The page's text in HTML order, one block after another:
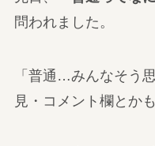
問われました。
「普通…みんなそう
見・コメント欄とか